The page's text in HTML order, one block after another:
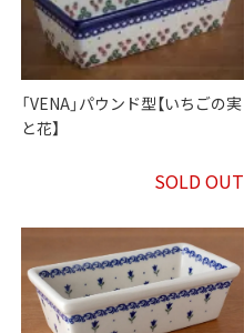
「VENA」パウンド型【いちごの実
と花】
SOLD OUT